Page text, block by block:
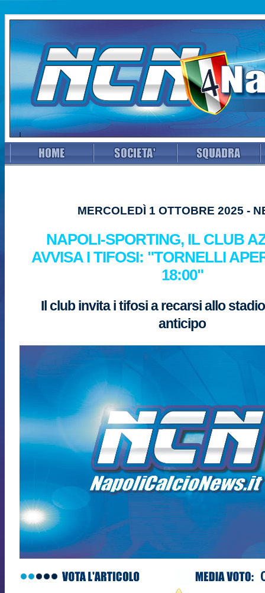
MERCOLEDÌ 1 OTTOBRE 2025 -
NAPOLI-SPORTING, IL CLUB
AVVISA I TIFOSI: "TORNELLI
18:00"
Il club invita i tifosi a recarsi allo
anticipo